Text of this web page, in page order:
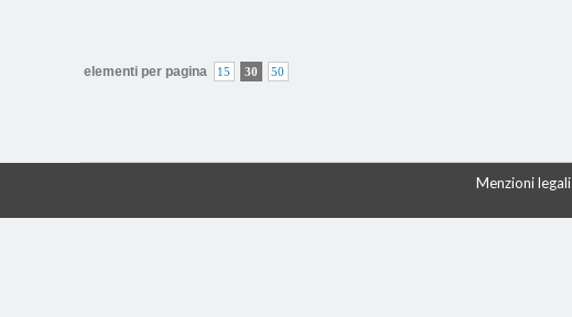
elementi per pagina 15 30 50
Menzioni legali